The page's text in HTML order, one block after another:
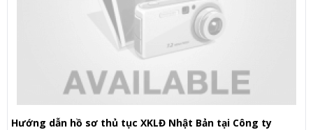
Hướng dẫn hồ sơ thủ tục XKLĐ Nhật Bản tại Công ty